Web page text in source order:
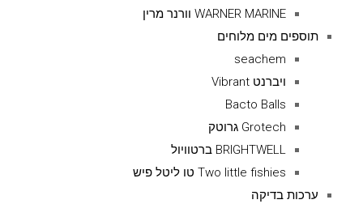
WARNER MARINE וורנר מרין
תוספים מים מלוחים
seachem
ויברנט Vibrant
Bacto Balls
Grotech גרוטק
BRIGHTWELL ברטוויול
Two little fishies טו ליטל פיש
ערכות בדיקה